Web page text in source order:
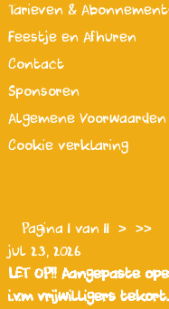
Tarieven &
Feestje en Afhuren
Contact
Sponsoren
Algemene Voorwaarden
Cookie verklaring
Pagina 1 van 11 > >>
jul 23, 2026
LET OP!! Aangepaste
i.v.m vrijwilligers tekort.